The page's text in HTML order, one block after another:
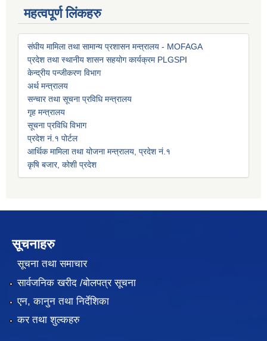
महत्वपूर्ण लिंकहरु
संघीय मामिला तथा सामान्य प्रशासन मन्त्रालय - MOFAGA
प्रदेश तथा स्थानीय शासन सहयोग कार्यक्रम PLGSPI
केन्द्रीय पन्जीकरण विभाग
अर्थ मन्त्रालय
सन्चार तथा सूचना प्रविधि मन्त्रालय
गृह मन्त्रालय
सूचना प्रविधि विभाग
प्रदेश नं.१ पोर्टल
आर्थिक मामिला तथा योजना मन्त्रालय, प्रदेश नं.१
कृषि बजार, कोशी प्रदेश
सूचनाहरु
सूचना तथा समाचार
सार्वजनिक खरीद /बोलपत्र सूचना
एन, कानुन तथा निर्देशिका
कर तथा शुल्कहरु